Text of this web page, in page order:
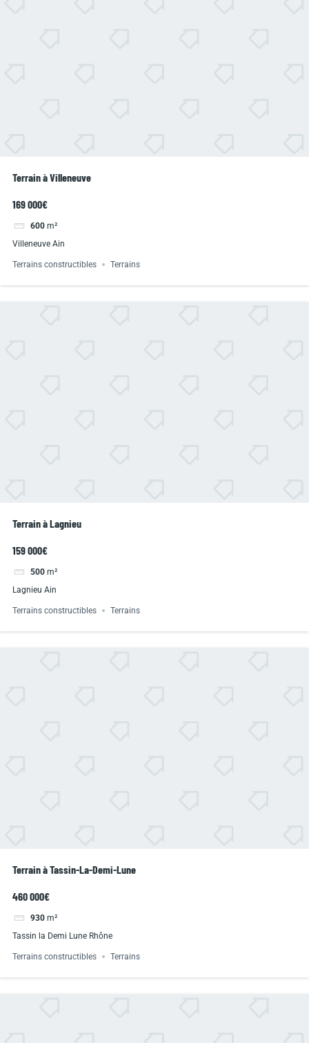
Terrain à Villeneuve
169 000€
600 m²
Villeneuve Ain
Terrains constructibles Terrains
Terrain à Lagnieu
159 000€
500 m²
Lagnieu Ain
Terrains constructibles Terrains
Terrain à Tassin-La-Demi-Lune
460 000€
930 m²
Tassin la Demi Lune Rhône
Terrains constructibles Terrains